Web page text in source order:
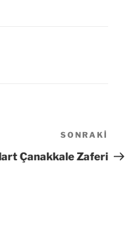
Yazı
SONRAKI
Çanakkale Zaferi